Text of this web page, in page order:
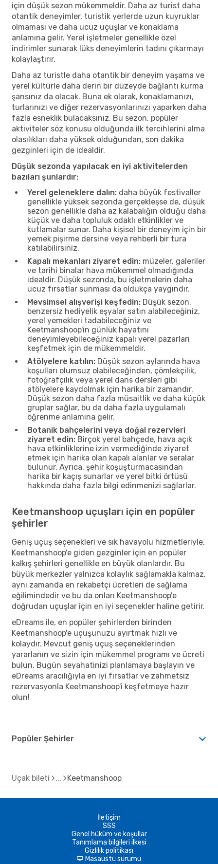
için düşük sezon mükemmeldir. Daha az turist daha
otantik deneyimler, turistik yerlerde uzun kuyruklar
olmaması ve daha ucuz uçuşlar ve konaklama
anlamına gelir. Yerel işletmeler genellikle özel
indirimler sunarak lüks deneyimlerin tadını çıkarmayı
kolaylaştırır.
Daha az turistle daha otantik bir deneyim yaşama ve
yerel kültürle daha derin bir düzeyde bağlantı kurma
şansınız da olacak. Buna ek olarak, konaklamanızı,
turlarınızı ve diğer rezervasyonlarınızı yaparken daha
fazla esneklik bulacaksınız. Bu sezon, popüler
aktiviteler söz konusu olduğunda ilk tercihlerini alma
olasılıkları daha yüksek olduğundan, son dakika
gezginleri için de idealdir.
Düşük sezonda yapılacak en iyi aktivitelerden
bazıları şunlardır:
Yerel geleneklere dalın: daha büyük festivaller
genellikle yüksek sezonda gerçekleşse de, düşük
sezon genellikle daha az kalabalığın olduğu daha
küçük ve daha topluluk odaklı etkinlikler ve
kutlamalar sunar. Daha kişisel bir deneyim için bir
yemek pişirme dersine veya rehberli bir tura
katılabilirsiniz.
Kapalı mekanları ziyaret edin: müzeler, galeriler
ve tarihi binalar hava mükemmel olmadığında
idealdir. Düşük sezonda, bu işletmelerin daha
ucuz fırsatlar sunması da oldukça yaygındır.
Mevsimsel alışverişi keşfedin: Düşük sezon,
benzersiz hediyelik eşyalar satın alabileceğiniz,
yerel yemekleri tadabileceğiniz ve
Keetmanshoop'in günlük hayatını
deneyimleyebileceğiniz kapalı yerel pazarları
keşfetmek için de mükemmeldir.
Atölyelere katılın: Düşük sezon aylarında hava
koşulları olumsuz olabileceğinden, çömlekçilik,
fotoğrafçılık veya yerel dans dersleri gibi
atölyelere kaydolmak için harika bir zamandır.
Düşük sezon daha fazla müsaitlik ve daha küçük
gruplar sağlar, bu da daha fazla uygulamalı
öğrenme anlamına gelir.
Botanik bahçelerini veya doğal rezervleri
ziyaret edin: Birçok yerel bahçede, hava açık
hava etkinliklerine izin vermediğinde ziyaret
etmek için harika olan kapalı alanlar ve seralar
bulunur. Ayrıca, şehir koşuşturmacasından
harika bir kaçış sunarlar ve yerel bitki örtüsü
hakkında daha fazla bilgi edinmenizi sağlarlar.
Keetmanshoop uçuşları için en popüler
şehirler
Geniş uçuş seçenekleri ve sık havayolu hizmetleriyle,
Keetmanshoop'e giden gezginler için en popüler
kalkış şehirleri genellikle en büyük olanlardır. Bu
büyük merkezler yalnızca kolaylık sağlamakla kalmaz,
aynı zamanda en rekabetçi ücretleri de sağlama
eğilimindedir ve bu da onları Keetmanshoop'e
doğrudan uçuşlar için en iyi seçenekler haline getirir.
eDreams ile, en popüler şehirlerden birinden
Keetmanshoop'e uçuşunuzu ayırtmak hızlı ve
kolaydır. Mevcut geniş uçuş seçeneklerinden
yararlanın ve sizin için mükemmel programı ve ücreti
bulun. Bugün seyahatinizi planlamaya başlayın ve
eDreams aracılığıyla en iyi fırsatlar ve zahmetsiz
rezervasyonla Keetmanshoop'i keşfetmeye hazır
olun!
Popüler Şehirler
Uçak bileti Keetmanshoop
İletişim
SSS
Genel hüküm ve koşullar
Tanımlama bilgileri ilkesi
Gizlilik politikası
d Masaüstü sürümü